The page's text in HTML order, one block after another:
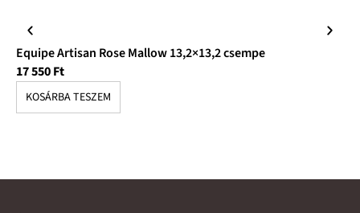
Equipe Artisan Rose Mallow 13,2×13,2 csempe
17 550Ft
KOSÁRBA TESZEM